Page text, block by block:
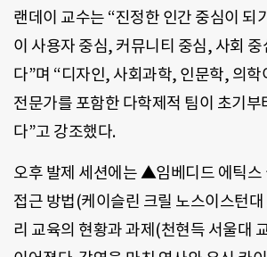
랜데이 교수는 “진정한 인간 중심이 되
이 사용자 중심, 커뮤니티 중심, 사회
다”며 “디자인, 사회과학, 인문학, 의학
전문가를 포함한 다학제적 팀이 초기부
다”고 강조했다.
오후 발제 세션에는 ▲임베디드 에틱스
접근 방법(케이슬린 크릴 노스이스턴
리 교육의 현황과 과제(천현득 서울대